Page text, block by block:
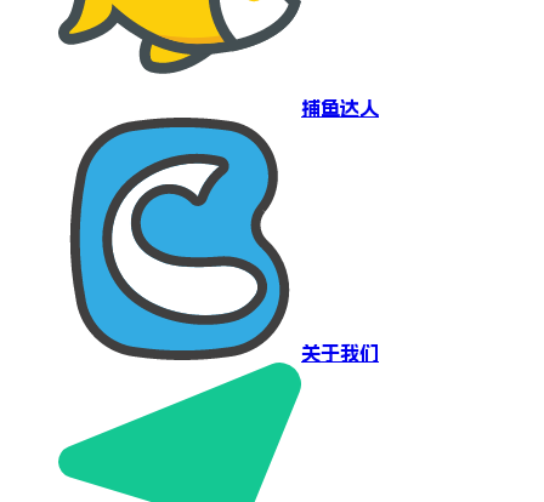
捕鱼达人
关于我们